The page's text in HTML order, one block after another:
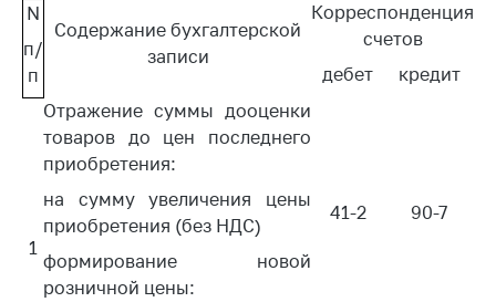
Ценообразование
на лекарственные
средства, изделия
назначения и
медицинскую
технику
Решение Комиссии
по установлению
факта нарушения
(отсутствия)
нарушения
N
п/
п
Содержание бухгалтерской
записи
Корреспонденция
счетов
дебет
кредит
1
Отражение суммы дооценки
товаров до цен последнего
приобретения:
на сумму увеличения цены
приобретения (без НДС)
41-2 90-7
формирование новой
розничной цены: